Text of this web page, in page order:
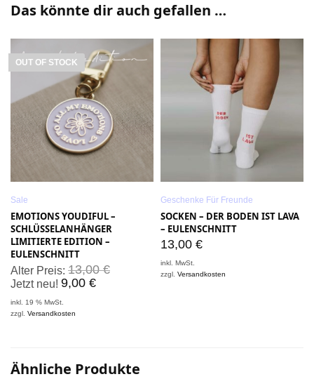
Das könnte dir auch gefallen …
OUT OF STOCK
Sale
EMOTIONS YOUDIFUL –
SCHLÜSSELANHÄNGER
LIMITIERTE EDITION –
EULENSCHNITT
Alter Preis: 13,00€
Jetzt neu! 9,00 €
inkl. 19 % MwSt.
zzgl.Versandkosten
Geschenke Für Freunde
SOCKEN – DER BODEN IST LAVA
– EULENSCHNITT
13,00 €
inkl. MwSt.
zzgl.Versandkosten
Ähnliche Produkte